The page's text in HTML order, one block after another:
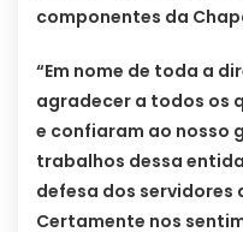
componentes da
“Em nome de toda a
agradecer a todos os
e confiaram ao nosso
trabalhos dessa
defesa dos servidores
Certamente nos